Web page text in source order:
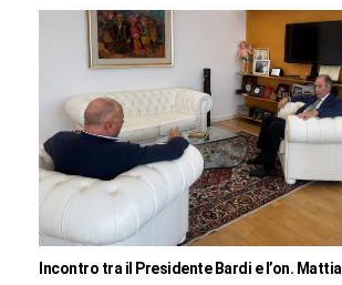
Incontro tra il Presidente Bardi e l’on. Mattia